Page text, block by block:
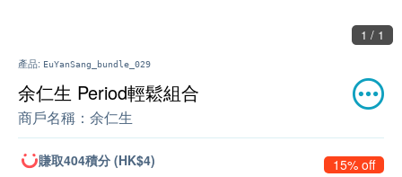
1 / 1
產品: EuYanSang_bundle_029
余仁生 Period輕鬆組合
商戶名稱： 余仁生
賺取404積分 (HK$4) 15% off